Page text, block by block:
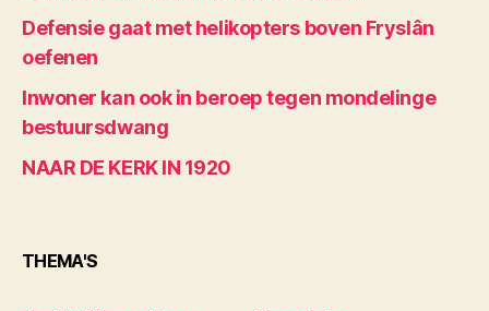
Defensie gaat met helikopters boven Fryslân
oefenen
Inwoner kan ook in beroep tegen mondelinge
bestuursdwang
NAAR DE KERK IN 1920
THEMA'S